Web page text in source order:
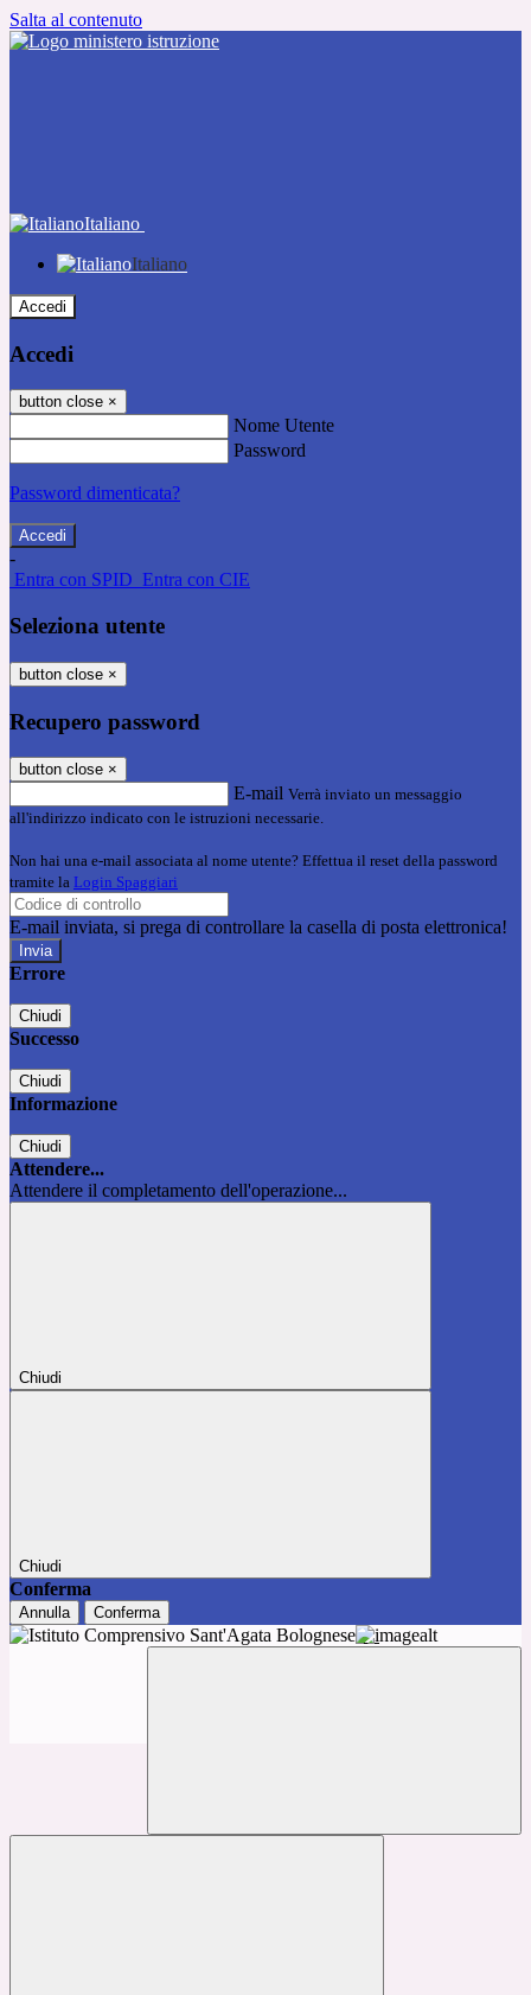
Salta al contenuto
Italiano
Italiano
Accedi
Accedi
button close ×
Nome Utente
Password
Password dimenticata?
-
Entra con SPID Entra con CIE
Seleziona utente
button close ×
Recupero password
button close ×
E-mail Verrà inviato un messaggio
all'indirizzo indicato con le istruzioni necessarie.
Non hai una e-mail associata al nome utente? Effettua il reset della password
tramite la Login Spaggiari
E-mail inviata, si prega di controllare la casella di posta elettronica!
Errore
Chiudi
Successo
Chiudi
Informazione
Chiudi
Attendere...
Attendere il completamento dell'operazione...
Chiudi
Chiudi
Conferma
Annulla Conferma